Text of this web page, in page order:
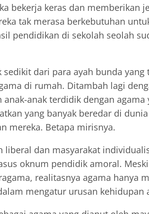
bekerja keras dan memberikan
tak merasa berkebutuhan
pendidikan di sekolah seolah
sedikit dari para ayah bunda
di rumah. Ditambah lagi
anak terdidik dengan
yang banyak beredar di
mereka. Betapa mirisnya.
liberal dan masyarakat
oknum pendidik amoral.
realitasnya agama hanya
mengatur urusan kehidupan